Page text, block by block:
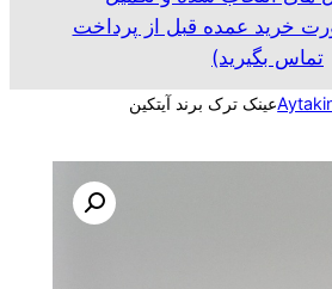
خرید عمده قبل از پرداخت
تماس بگیرید)
/ Aytakinعینک ترک برند آیتکین